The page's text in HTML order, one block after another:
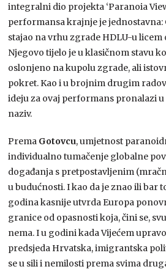
integralni dio projekta ‘Paranoia
performansa krajnje je jednostavna:
stajao na vrhu zgrade HDLU-u
Njegovo tijelo je u klasičnom stavu
oslonjeno na kupolu zgrade, ali
pokret. Kao i u brojnim drugim
ideju za ovaj performans pronalazi
naziv.
Prema Gotovcu, umjetnost
individualno tumačenje globalne
događanja s pretpostavljenim
u budućnosti. I kao da je znao ili bar
godina kasnije utvrda Europa
granice od opasnosti koja, čini se,
nema. I u godini kada Vijećem
predsjeda Hrvatska, imigrantska
se u sili i nemilosti prema svima